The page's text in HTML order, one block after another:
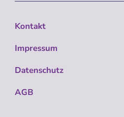
Kontakt
Impressum
Datenschutz
AGB